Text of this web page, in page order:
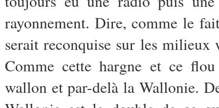
rayonnement. Dire, comme le
serait reconquise sur les
Comme cette hargne et ce
wallon et par-delà la Wallonie.